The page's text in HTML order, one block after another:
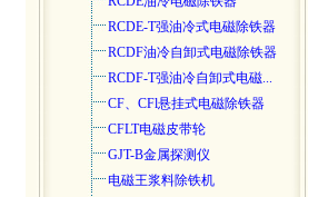
RCDE-T强油冷式电磁除铁器
RCDF油冷自卸式电磁除铁器
RCDF-T强油冷自卸式电磁...
CF、CFl悬挂式电磁除铁器
CFLT电磁皮带轮
GJT-B金属探测仪
电磁王浆料除铁机